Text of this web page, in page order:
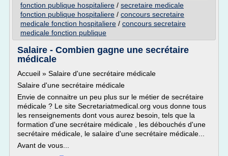
fonction publique hospitaliere / secretaire medicale
fonction publique hospitaliere / concours secretaire
medicale fonction hospitaliere / concours secretaire
medicale fonction publique
Salaire - Combien gagne une secrétaire
médicale
Accueil » Salaire d'une secrétaire médicale
Salaire d'une secrétaire médicale
Envie de connaitre un peu plus sur le métier de secrétaire
médicale ? Le site Secretariatmedical.org vous donne tous
les renseignements dont vous aurez besoin, tels que la
formation d'une secrétaire médicale , les débouchés d'une
secrétaire médicale, le salaire d'une secrétaire médicale...
Avant de vous...